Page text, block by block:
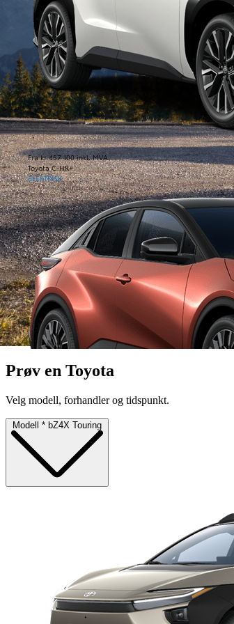
Fra kr 457 100 inkl. MVA
Toyota C-HR+
ELEKTRISK
Fra kr 445 500 inkl. MVA
Proace
ELEKTRISK OG DIESEL